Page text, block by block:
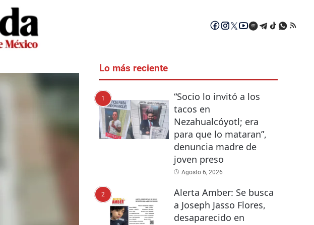
Lo más reciente
1
“Socio lo invitó a los
tacos en
Nezahualcóyotl; era
para que lo mataran”,
denuncia madre de
joven preso
Agosto 6, 2026
2
Alerta Amber: Se busca
a Joseph Jasso Flores,
desaparecido en